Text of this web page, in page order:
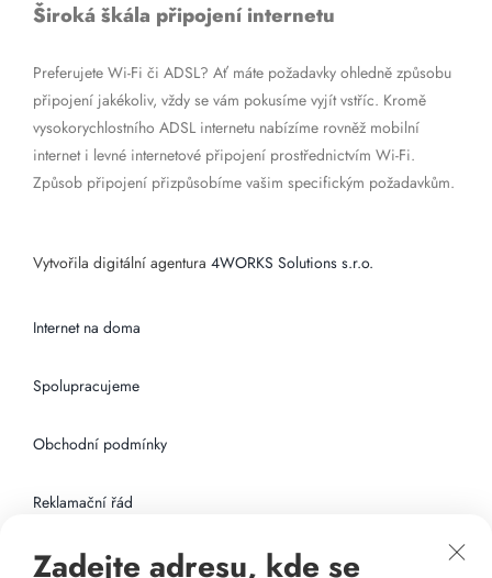
Široká škála připojení internetu
Preferujete Wi-Fi či ADSL? Ať máte požadavky ohledně způsobu
připojení jakékoliv, vždy se vám pokusíme vyjít vstříc. Kromě
vysokorychlostního ADSL internetu nabízíme rovněž mobilní
internet i levné internetové připojení prostřednictvím Wi-Fi.
Způsob připojení přizpůsobíme vašim specifickým požadavkům.
Vytvořila digitální agentura 4WORKS Solutions s.r.o.
Internet na doma
Spolupracujeme
Obchodní podmínky
Reklamační řád
Připojení k internetu
Zadejte adresu, kde se